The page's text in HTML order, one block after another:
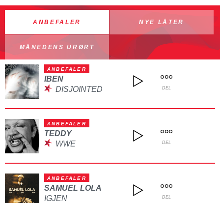
ANBEFALER NYE LÅTER
MÅNEDENS URØRT
ANBEFALER
IBEN
DISJOINTED
DEL
ANBEFALER
TEDDY
WWE
DEL
ANBEFALER
SAMUEL LOLA
IGJEN
DEL